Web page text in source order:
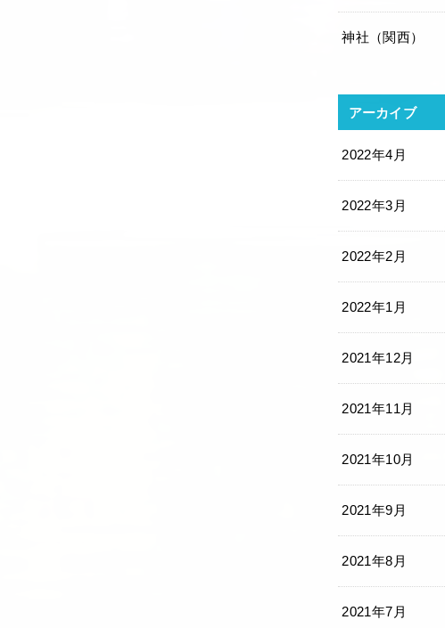
神社（関西）
アーカイブ
2022年4月
2022年3月
2022年2月
2022年1月
2021年12月
2021年11月
2021年10月
2021年9月
2021年8月
2021年7月